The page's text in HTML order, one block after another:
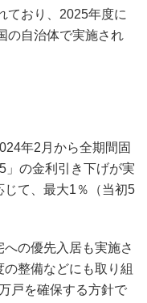
ており、2025年度に
の自治体で実施され
年2月から全期間固
」の金利引き下げが実
て、最大1％（当初5
の優先入居も実施さ
整備などにも取り組
戸を確保する方針で